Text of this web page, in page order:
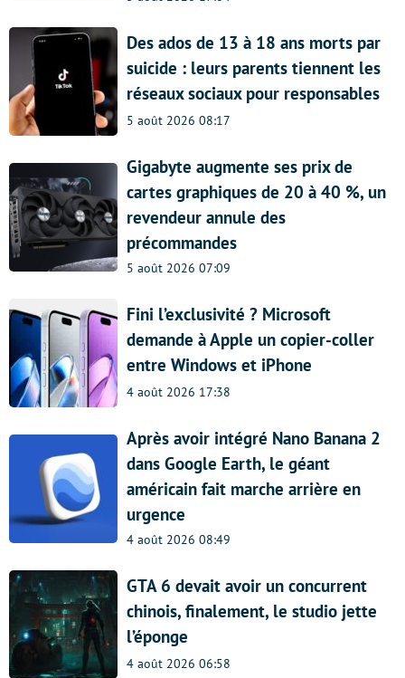
Des ados de 13 à 18 ans morts par
suicide : leurs parents tiennent les
réseaux sociaux pour responsables
5 août 2026 08:17
Gigabyte augmente ses prix de
cartes graphiques de 20 à 40 %, un
revendeur annule des
précommandes
5 août 2026 07:09
Fini l’exclusivité ? Microsoft
demande à Apple un copier-coller
entre Windows et iPhone
4 août 2026 17:38
Après avoir intégré Nano Banana 2
dans Google Earth, le géant
américain fait marche arrière en
urgence
4 août 2026 08:49
GTA 6 devait avoir un concurrent
chinois, finalement, le studio jette
l’éponge
4 août 2026 06:58